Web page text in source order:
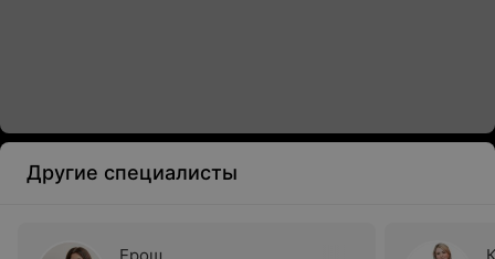
Другие специалисты